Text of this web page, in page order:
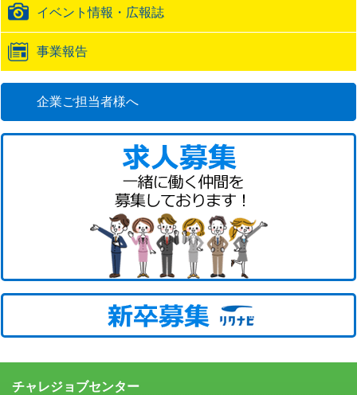
イベント情報・広報誌
事業報告
企業ご担当者様へ
チャレジョブセンター